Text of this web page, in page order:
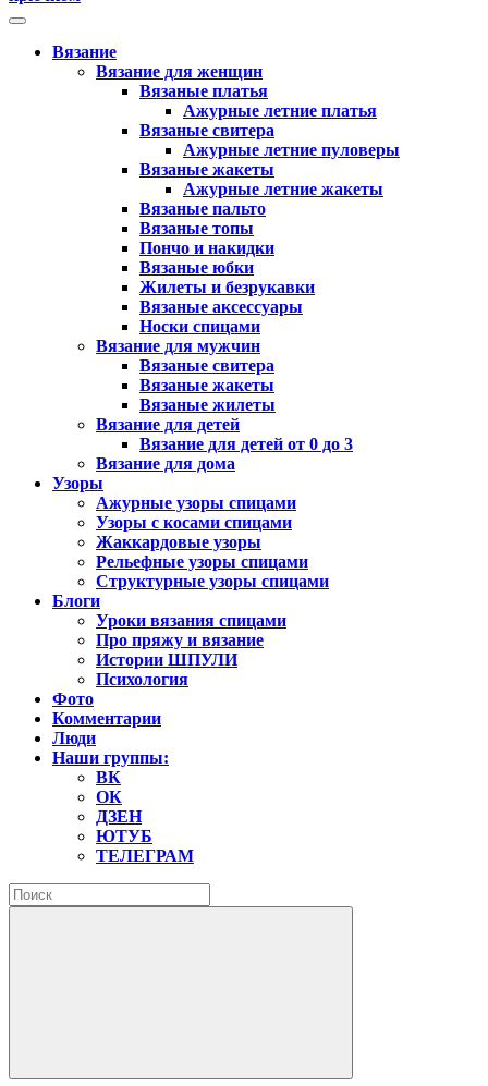
Вязание
Вязание для женщин
Вязаные платья
Ажурные летние платья
Вязаные свитера
Ажурные летние пуловеры
Вязаные жакеты
Ажурные летние жакеты
Вязаные пальто
Вязаные топы
Пончо и накидки
Вязаные юбки
Жилеты и безрукавки
Вязаные аксессуары
Носки спицами
Вязание для мужчин
Вязаные свитера
Вязаные жакеты
Вязаные жилеты
Вязание для детей
Вязание для детей от 0 до 3
Вязание для дома
Узоры
Ажурные узоры спицами
Узоры с косами спицами
Жаккардовые узоры
Рельефные узоры спицами
Структурные узоры спицами
Блоги
Уроки вязания спицами
Про пряжу и вязание
Истории ШПУЛИ
Психология
Фото
Комментарии
Люди
Наши группы:
ВК
ОК
ДЗЕН
ЮТУБ
ТЕЛЕГРАМ